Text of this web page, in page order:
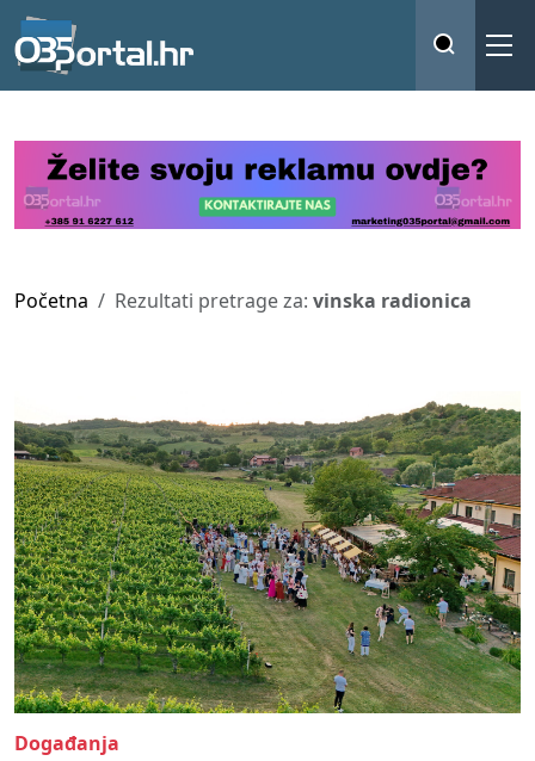
Početna Rezultati pretrage za: vinska radionica
Događanja